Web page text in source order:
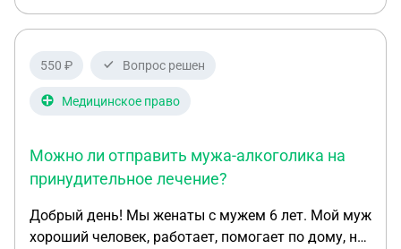
550 ₽ Вопрос решен
Медицинское право
Можно ли отправить мужа-алкоголика на
принудительное лечение?
Добрый день! Мы женаты с мужем 6 лет. Мой муж
хороший человек, работает, помогает по дому, но